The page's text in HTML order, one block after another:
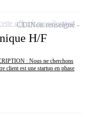
H/F
: Nous ne cherchons
client est une startup en phase
CDINon renseigné
offre à ma sélection